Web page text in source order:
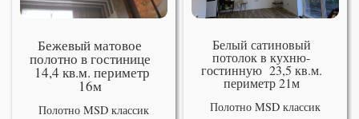
Бежевый матовое
полотно в гостинице
14,4 кв.м. периметр
16м
Полотно MSD классик
Белый сатиновый
потолок в кухню-
гостинную 23,5 кв.м.
периметр 21м
Полотно MSD классик